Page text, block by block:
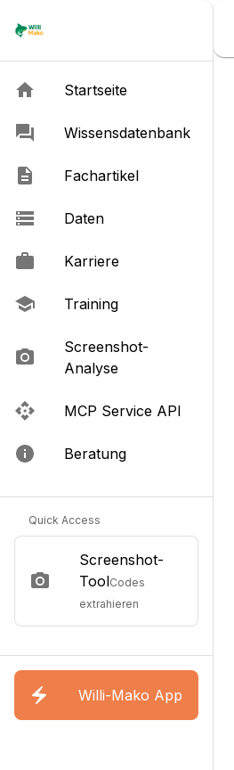
Startseite
Wissensdatenbank
Fachartikel
Daten
Karriere
Training
Screenshot-
Analyse
MCP Service API
Beratung
Quick Access
Screenshot-
ToolCodes
extrahieren
Willi-Mako App